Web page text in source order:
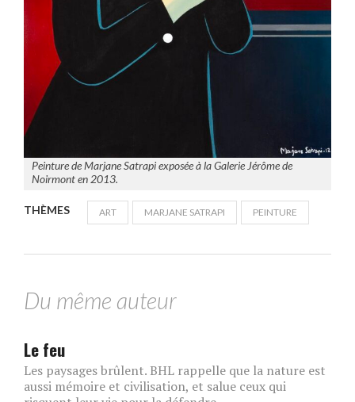
Peinture de Marjane Satrapi exposée à la Galerie Jérôme de
Noirmont en 2013.
THÈMES ART MARJANE SATRAPI PEINTURE
Du même auteur
Le feu
Les paysages brûlent. BHL rappelle que la nature est
aussi mémoire et civilisation, et salue ceux qui